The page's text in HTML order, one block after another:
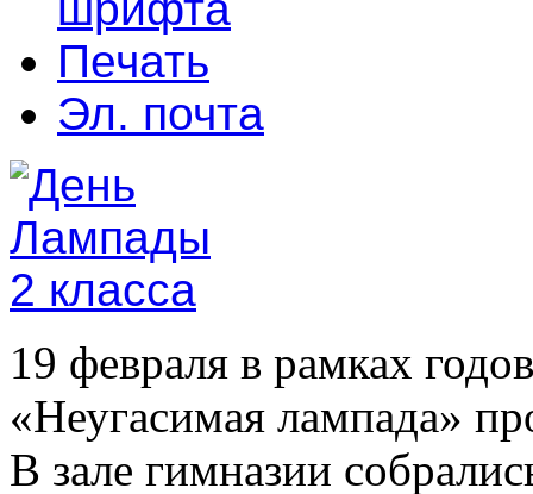
Печать
Эл. почта
19 февраля в рамках
«Неугасимая лампада»
В зале гимназии